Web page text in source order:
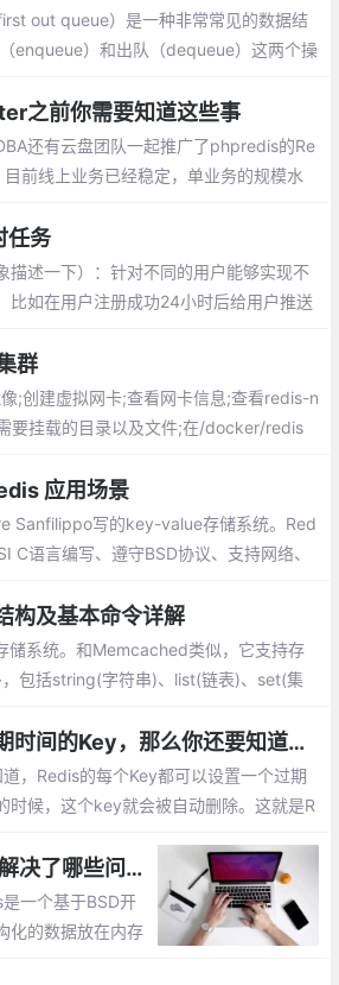
out queue）是一种非常常见的数据结
enqueue）和出队（dequeue）这两个操
元素
之前你需要知道这些事
还有云盘团队一起推广了phpredis的Re
前线上业务已经稳定，单业务的规模水
简单总结
任务
描述一下）：针对不同的用户能够实现不
比如在用户注册成功24小时后给用户推送
成一个定时任务。
群
;创建虚拟网卡;查看网卡信息;查看redis-n
要挂载的目录以及文件;在/docker/redis
应用场景
Sanfilippo写的key-value存储系统。Red
C语言编写、遵守BSD协议、支持网络、
构及基本命令详解
系统。和Memcached类似，它支持存
包括string(字符串)、list(链表)、set(集
Redis中设置了过期时间的Key，那么你还要知道些什么？
，Redis的每个Key都可以设置一个过期
时候，这个key就会被自动删除。这就是R
Redis 的各项功能解决了哪些问题？
一个基于BSD开
化的数据放在内存